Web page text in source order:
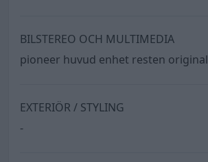
BILSTEREO OCH MULTIMEDIA
pioneer huvud enhet resten original
EXTERIÖR / STYLING
-